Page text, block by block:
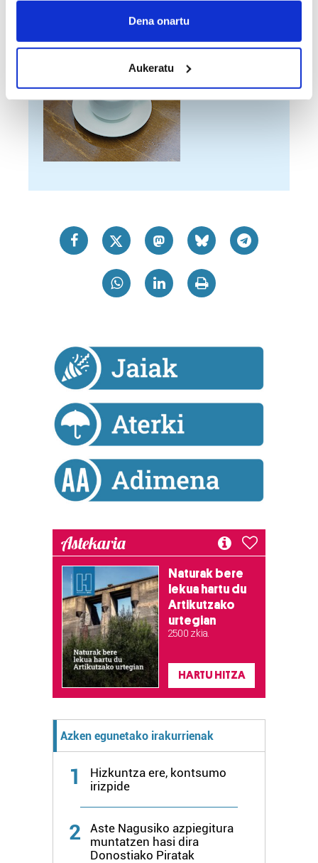
Collect information about your geographical
meters
Identify your device by actively scanning it for
specific characteristics (fingerprinting)
Find out more about how your personal data is processed
and set your preferences in thedetails section
Guk eta gure bazkideek zure datu pertsonalak
teknologia erabiliz, cookieak adibidez, iragarki eta eduki
neurtzeko, jendeari buruzko informazioa biltzeko eta
produktuak garatzeko. Zure datuak nork eta zertarako
Bazkide batzuek ez dizute baimenik eskatzen, eta beren
duten interes legitimoa eta horren aurka nola egin
dezakezun ikusteko.
buruzko informazio gehiago eta ezarri zure lehentasunak
datuen atalean. Edozein unetan alda edo ken dezakezu
zure baimena Cookieen adierazpenean.
Webgune honek cookie propioak eta hirugarrenen cookie-
fitxategiak erabiltzen ditu. Zure esperientzia eta
baliatzen gara. Ohar hau onartuz gero, teknologia hori
erabiltzeko baimen esplizitua ematen diguzu.
Gehiago
Dena onartu
Aukeratu
Astekaria
Naturak bere
lekua hartu du
Artikutzako
urtegian
2.500 zkia.
HARTU HITZA
Azken egunetako irakurrienak
1
Hizkuntza ere, kontsumo
irizpide
2
Aste Nagusiko azpiegitura
muntatzen hasi dira
Donostiako Piratak